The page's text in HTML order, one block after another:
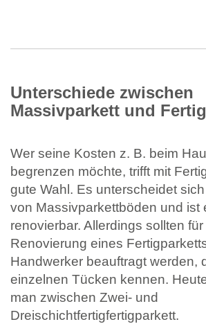
Unterschiede zwischen
Massivparkett und
Wer seine Kosten z. B. beim
begrenzen möchte, trifft mit
gute Wahl. Es unterscheidet
von Massivparkettböden und ist
renovierbar. Allerdings sollten für
Renovierung eines
Handwerker beauftragt werden,
einzelnen Tücken kennen.
man zwischen Zwei- und
Dreischichtfertigfertigparkett.